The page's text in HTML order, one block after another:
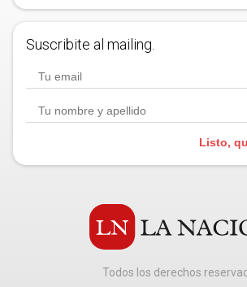
Suscribite al mailing.
Listo,
Todos los derechos